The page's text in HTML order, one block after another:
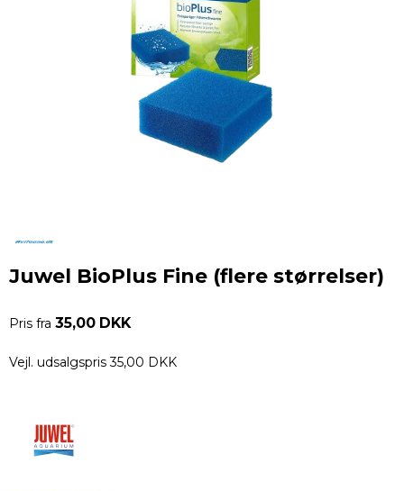
Juwel BioPlus Fine (flere størrelser)
Pris fra 35,00 DKK
Vejl. udsalgspris 35,00 DKK